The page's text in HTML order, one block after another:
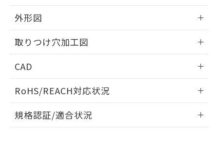
外形図
取りつけ穴加工図
CAD
ドすることができます。
ログイン/会員登録
RoHS/REACH対応状況
EU RoHS 注意事項・凡例
規格認証/適合状況
※本証明書は発行日時点で非含有を証明す
るもので、過去に遡って非含有を証明する
また、RoHS指令のフタル酸エステル類４
物質の対応では、対応完了までの期間は出
荷製品に未対応品が混在することから備考
既に当社にて対応品への在庫切替を完了
していることから、特段のことがない限
り、2022年1月12日より割愛しておりま